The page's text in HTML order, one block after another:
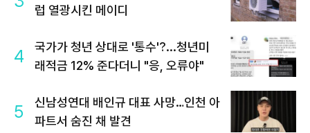
럽 열광시킨 메이디
4
국가가 청년 상대로 '통수'?...청년미
래적금 12% 준다더니 "응, 오류야"
5
신남성연대 배인규 대표 사망…인천 아
파트서 숨진 채 발견